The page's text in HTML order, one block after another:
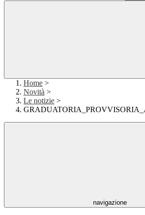
Home >
Novità >
Le notizie >
navigazione